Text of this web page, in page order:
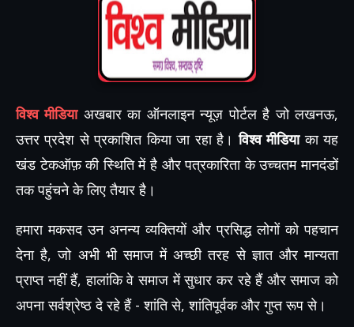
विश्व मीडियाअखबार का ऑनलाइन न्यूज़ पोर्टल है जो लखनऊ,
उत्तर प्रदेश से प्रकाशित किया जा रहा है।विश्व मीडियाका यह
खंड टेकऑफ़ की स्थिति में है और पत्रकारिता के उच्चतम मानदंडों
तक पहुंचने के लिए तैयार है।
हमारा मकसद उन अनन्य व्यक्तियों और प्रसिद्ध लोगों को पहचान
देना है, जो अभी भी समाज में अच्छी तरह से ज्ञात और मान्यता
प्राप्त नहीं हैं, हालांकि वे समाज में सुधार कर रहे हैं और समाज को
अपना सर्वश्रेष्ठ दे रहे हैं - शांति से, शांतिपूर्वक और गुप्त रूप से।